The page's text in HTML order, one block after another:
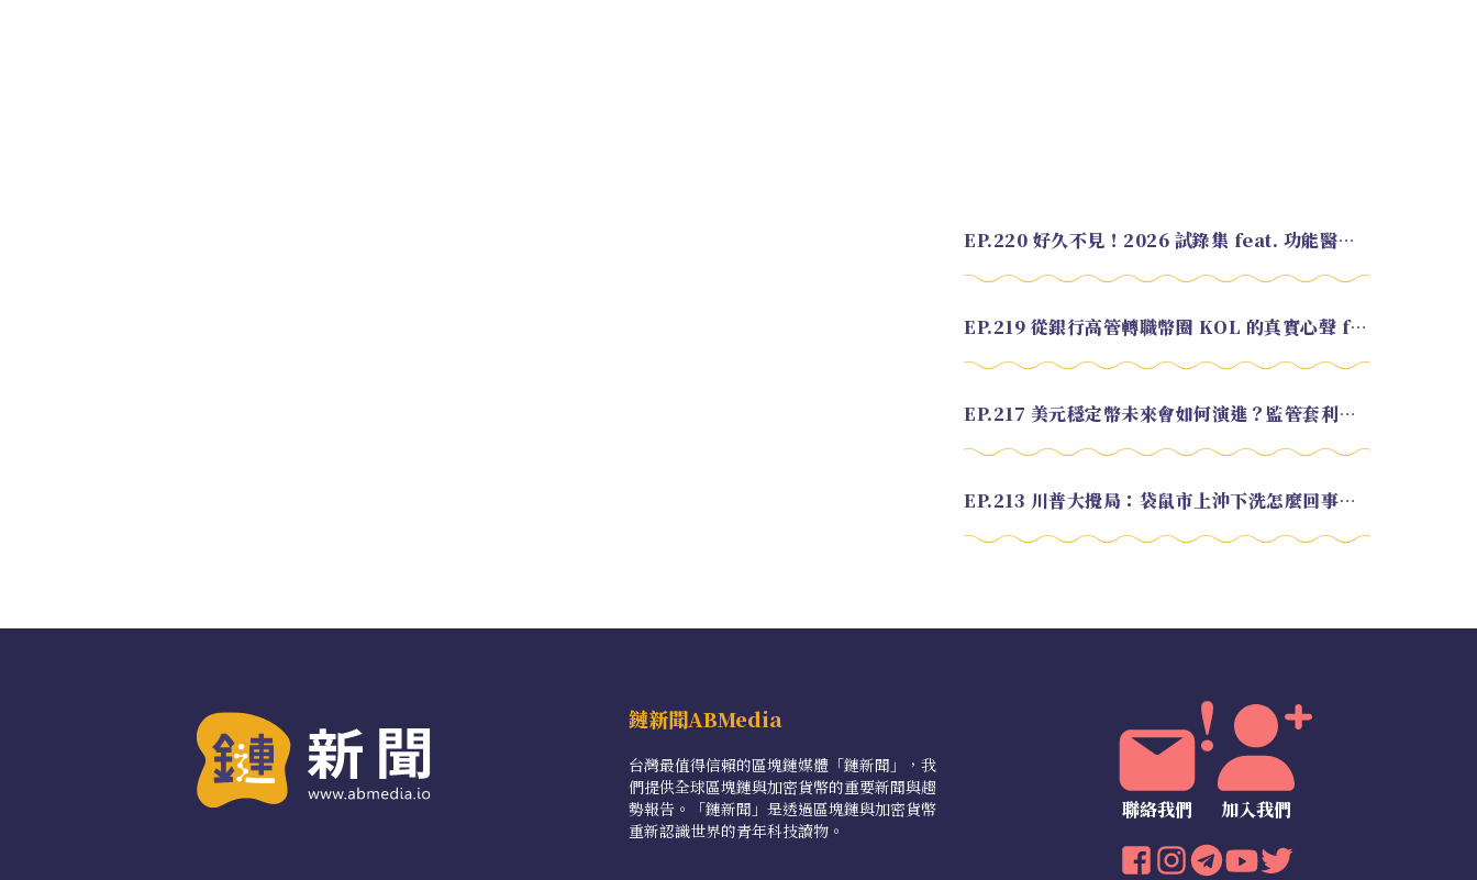
EP.220 好久不見！2026 試錄集 feat. 功能醫學營養師 美寶
EP.219 從銀行高管轉職幣圈 KOL 的真實心聲 feat.龜大
EP.217 美元穩定幣未來會如何演進？監管套利終將收斂？feat. 研究員 余哲安
EP.213 川普大攪局：袋鼠市上沖下洗怎麼回事？feat. Alvin
鏈新聞ABMedia
台灣最值得信賴的區塊鏈媒體「鏈新聞」，我
們提供全球區塊鏈與加密貨幣的重要新聞與趨
勢報告。「鏈新聞」是透過區塊鏈與加密貨幣
重新認識世界的青年科技讀物。
聯絡我們 加入我們